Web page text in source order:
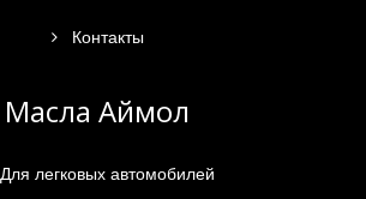
Контакты
Масла Аймол
Для легковых автомобилей